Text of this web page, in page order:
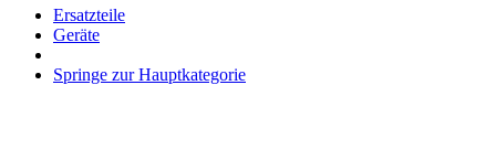
Ersatzteile
Geräte
Springe zur Hauptkategorie